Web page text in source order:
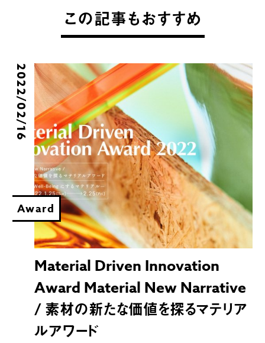
この記事もおすすめ
Award
2022/02/16
Material Driven Innovation
Award Material New Narrative
/ 素材の新たな価値を探るマテリア
ルアワード